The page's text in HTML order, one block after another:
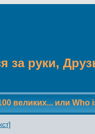
за руки,
великих... или Who